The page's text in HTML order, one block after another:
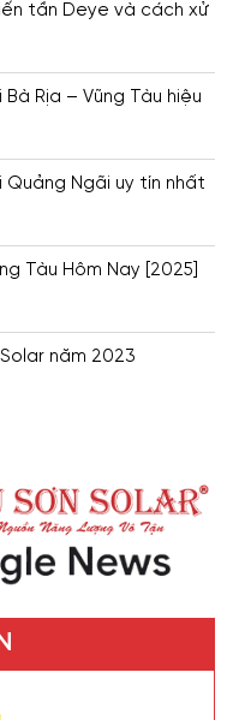
tần Deye và cách xử
Rịa – Vũng Tàu hiệu
Ngãi uy tín nhất
Tàu Hôm Nay [2025]
năm 2023